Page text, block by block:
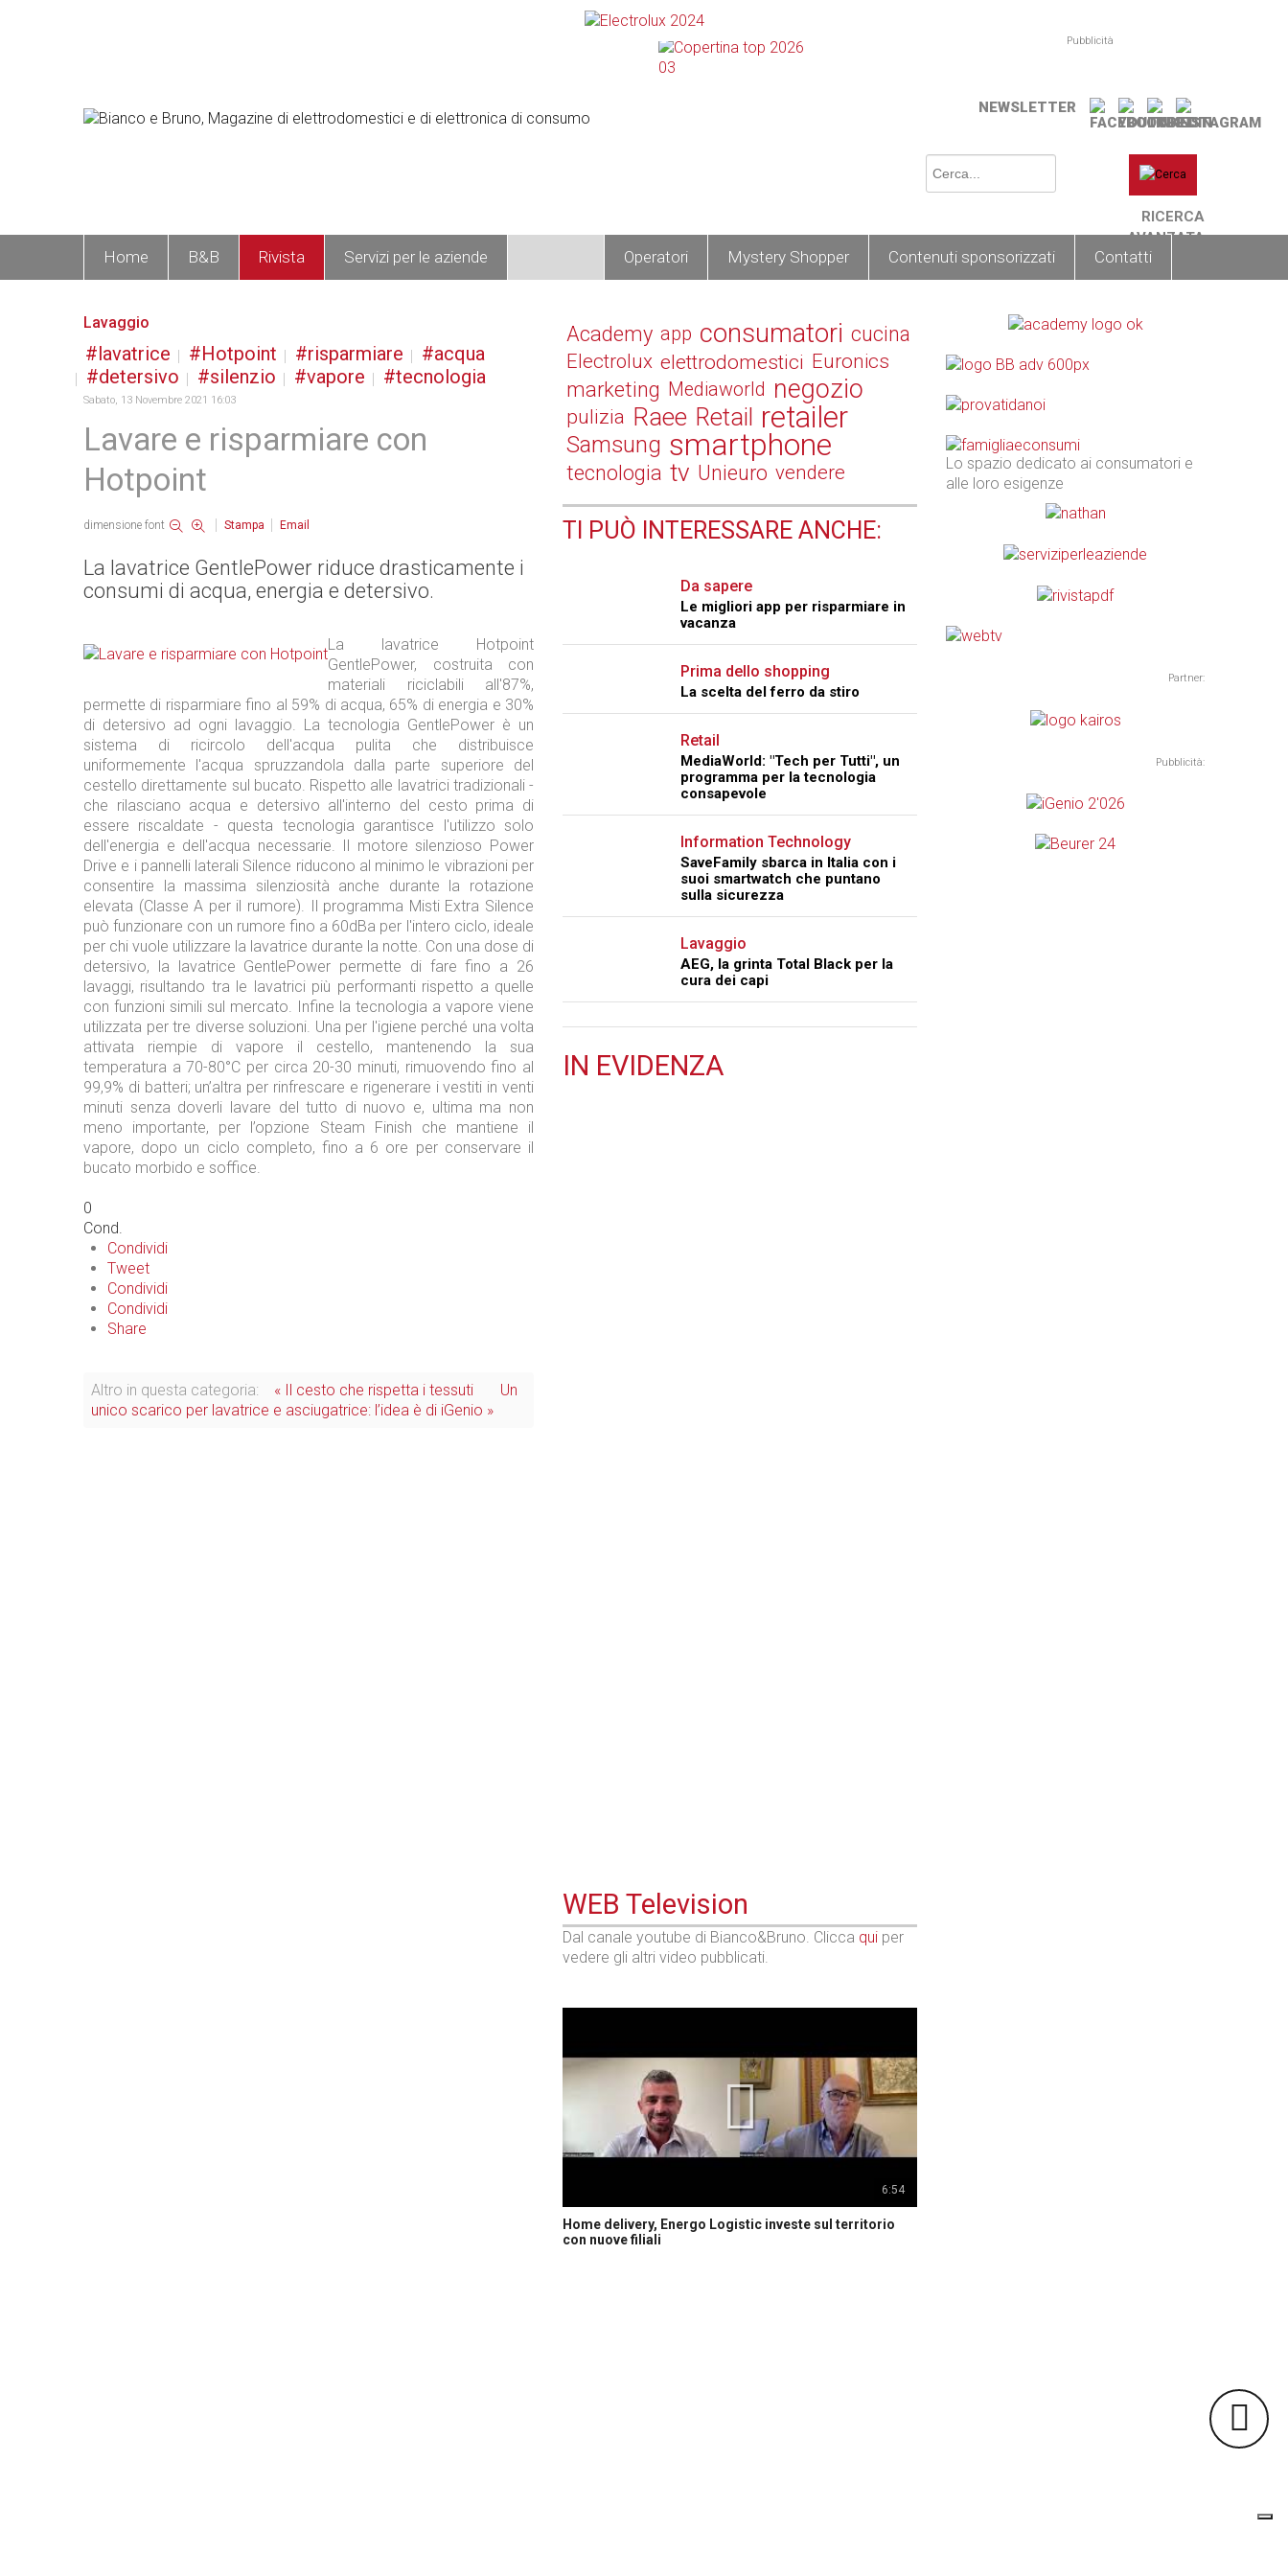
Pubblicità
NEWSLETTER
RICERCA
AVANZATA
Home B&B Rivista Servizi per le aziende Operatori Mystery Shopper Contenuti sponsorizzati Contatti
Lavaggio
lavatrice Hotpoint risparmiare
acqua
detersivo
silenzio vapore tecnologia
Sabato, 13 Novembre 2021 16:03
Lavare e risparmiare con
Hotpoint
dimensione font Stampa Email
La lavatrice GentlePower riduce drasticamente i
consumi di acqua, energia e detersivo.
La lavatrice Hotpoint
GentlePower, costruita con
materiali riciclabili all'87%,
permette di risparmiare fino al 59% di acqua, 65% di energia e 30%
di detersivo ad ogni lavaggio. La tecnologia GentlePower è un
sistema di ricircolo dell'acqua pulita che distribuisce
uniformemente l'acqua spruzzandola dalla parte superiore del
cestello direttamente sul bucato. Rispetto alle lavatrici tradizionali -
che rilasciano acqua e detersivo all'interno del cesto prima di
essere riscaldate - questa tecnologia garantisce l'utilizzo solo
dell'energia e dell'acqua necessarie. Il motore silenzioso Power
Drive e i pannelli laterali Silence riducono al minimo le vibrazioni per
consentire la massima silenziosità anche durante la rotazione
elevata (Classe A per il rumore). Il programma Misti Extra Silence
può funzionare con un rumore fino a 60dBa per l'intero ciclo, ideale
per chi vuole utilizzare la lavatrice durante la notte. Con una dose di
detersivo, la lavatrice GentlePower permette di fare fino a 26
lavaggi, risultando tra le lavatrici più performanti rispetto a quelle
con funzioni simili sul mercato. Infine la tecnologia a vapore viene
utilizzata per tre diverse soluzioni. Una per l'igiene perché una volta
attivata riempie di vapore il cestello, mantenendo la sua
temperatura a 70-80°C per circa 20-30 minuti, rimuovendo fino al
99,9% di batteri; un’altra per rinfrescare e rigenerare i vestiti in venti
minuti senza doverli lavare del tutto di nuovo e, ultima ma non
meno importante, per l’opzione Steam Finish che mantiene il
vapore, dopo un ciclo completo, fino a 6 ore per conservare il
bucato morbido e soffice.
0
Cond.
Condividi
Tweet
Condividi
Condividi
Share
Altro in questa categoria: « Il cesto che rispetta i tessuti
Un
unico scarico per lavatrice e asciugatrice: l’idea è di iGenio »
Academy app consumatori cucina
Electrolux elettrodomestici Euronics
marketing Mediaworld negozio
pulizia Raee Retail retailer
Samsung smartphone
tecnologia tv Unieuro vendere
TI PUÒ INTERESSARE ANCHE:
Da sapere
Le migliori app per risparmiare in
vacanza
Prima dello shopping
La scelta del ferro da stiro
Retail
MediaWorld: "Tech per Tutti", un
programma per la tecnologia
consapevole
Information Technology
SaveFamily sbarca in Italia con i
suoi smartwatch che puntano
sulla sicurezza
Lavaggio
AEG, la grinta Total Black per la
cura dei capi
IN EVIDENZA
WEB Television
Dal canale youtube di Bianco&Bruno. Clicca qui per
vedere gli altri video pubblicati.
6:54
Home delivery, Energo Logistic investe sul territorio
con nuove filiali
Lo spazio dedicato ai consumatori e
alle loro esigenze
Partner:
Pubblicità: